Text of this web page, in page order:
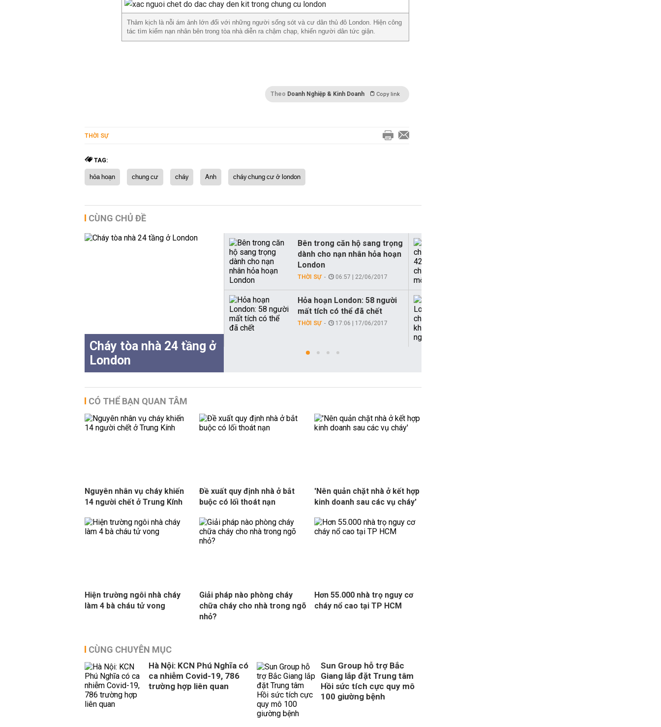
Thảm kịch là nỗi ám ảnh lớn đối với những người sống sót và cư dân thủ đô London. Hiện công
tác tìm kiếm nạn nhân bên trong tòa nhà diễn ra chậm chạp, khiến người dân tức giận.
Theo Doanh Nghiệp & Kinh Doanh Copy link
THỜI SỰ
TAG:
hỏa hoạn chung cư cháy Anh cháy chung cư ở london
CÙNG CHỦ ĐỀ
Cháy tòa nhà 24 tầng ở
London
Bên trong căn hộ sang trọng
dành cho nạn nhân hỏa hoạn
London
THỜI SỰ 06:57 | 22/06/2017
Hỏa hoạn London: 58 người
mất tích có thể đã chết
THỜI SỰ 17:06 | 17/06/2017
CÓ THỂ BẠN QUAN TÂM
Nguyên nhân vụ cháy khiến
14 người chết ở Trung Kính
Đề xuất quy định nhà ở bắt
buộc có lối thoát nạn
'Nên quản chặt nhà ở kết hợp
kinh doanh sau các vụ cháy'
Hiện trường ngôi nhà cháy
làm 4 bà cháu tử vong
Giải pháp nào phòng cháy
chữa cháy cho nhà trong ngõ
nhỏ?
Hơn 55.000 nhà trọ nguy cơ
cháy nổ cao tại TP HCM
CÙNG CHUYÊN MỤC
Hà Nội: KCN Phú Nghĩa có
ca nhiễm Covid-19, 786
trường hợp liên quan
Sun Group hỗ trợ Bắc
Giang lắp đặt Trung tâm
Hồi sức tích cực quy mô
100 giường bệnh